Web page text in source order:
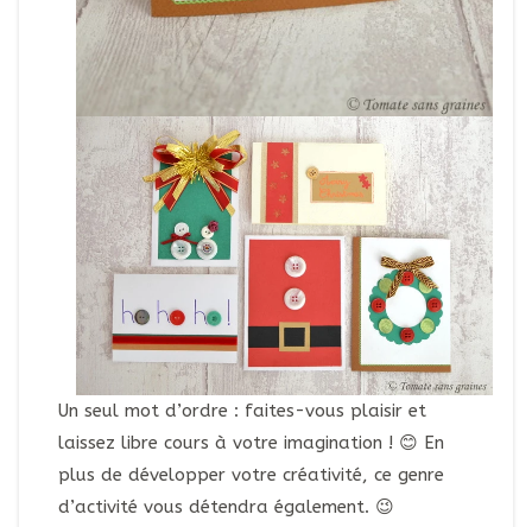
Un seul mot d’ordre : faites-vous plaisir et
laissez libre cours à votre imagination ! 😊 En
plus de développer votre créativité, ce genre
d’activité vous détendra également. 😉